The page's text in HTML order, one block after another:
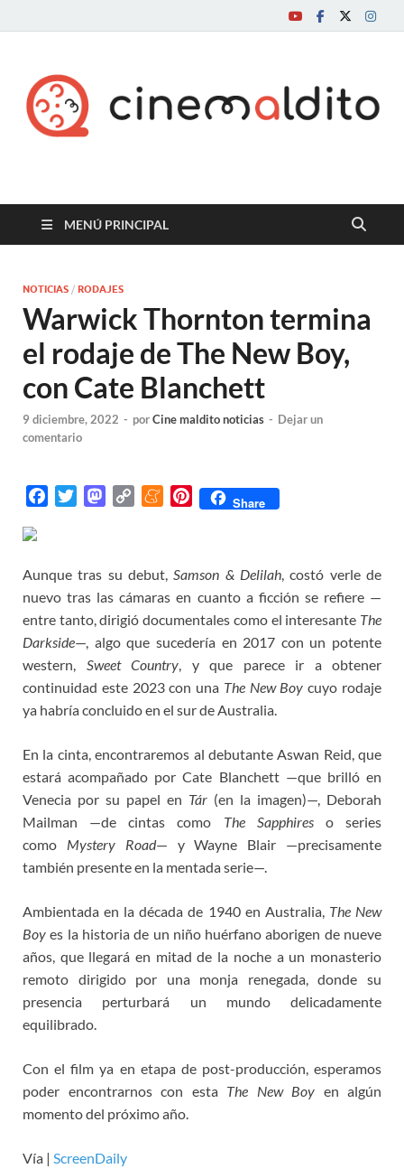
Cine maldito
MENÚ PRINCIPAL
NOTICIAS / RODAJES
Warwick Thornton termina
el rodaje de The New Boy,
con Cate Blanchett
9 diciembre, 2022 - porCine maldito noticias - Dejar un
comentario
b
o
o
k
t
e
r
M
o
d
o
n
L
i
n
k
M
a
m
e
P
e
e
s
t
Share
Aunque tras su debut,Samson & Delilah, costó verle de
nuevo tras las cámaras en cuanto a ficción se refiere —
entre tanto, dirigió documentales como el interesante The
Darkside—, algo que sucedería en 2017 con un potente
western, Sweet Country, y que parece ir a obtener
continuidad este 2023 con una The New Boy cuyo rodaje
ya habría concluido en el sur de Australia.
En la cinta, encontraremos al debutante Aswan Reid, que
estará acompañado por Cate Blanchett —que brilló en
Venecia por su papel en Tár (en la imagen)—, Deborah
Mailman —de cintas como The Sapphireso series
como Mystery Road— y Wayne Blair —precisamente
también presente en la mentada serie—.
Ambientada en la década de 1940 en Australia,The New
Boy es la historia de un niño huérfano aborigen de nueve
años, que llegará en mitad de la noche a un monasterio
remoto dirigido por una monja renegada, donde su
presencia perturbará un mundo delicadamente
equilibrado.
Con el film ya en etapa de post-producción, esperamos
poder encontrarnos con esta The New Boy en algún
momento del próximo año.
Vía | ScreenDaily